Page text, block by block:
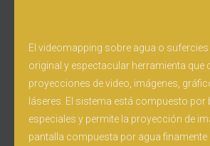
El videomapping sobre agua o
original y espectacular herramienta que
proyecciones de video, imágenes,
láseres. El sistema está compuesto por
especiales y permite la proyección de
pantalla compuesta por agua finamente